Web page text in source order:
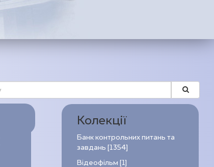
Колекції
Банк контрольних питань та
завдань [1354]
Відеофільм [1]